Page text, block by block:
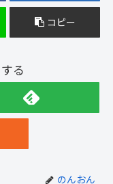
コピー
る
のんおん